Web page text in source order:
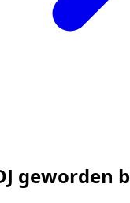
geworden